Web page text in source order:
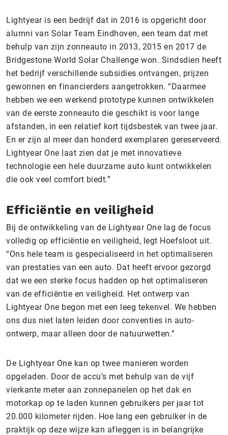
Lightyear is een bedrijf dat in 2016 is opgericht door
alumni van Solar Team Eindhoven, een team dat met
behulp van zijn zonneauto in 2013, 2015 en 2017 de
Bridgestone World Solar Challenge won. Sindsdien heeft
het bedrijf verschillende subsidies ontvangen, prijzen
gewonnen en financierders aangetrokken. “Daarmee
hebben we een werkend prototype kunnen ontwikkelen
van de eerste zonneauto die geschikt is voor lange
afstanden, in een relatief kort tijdsbestek van twee jaar.
En er zijn al meer dan honderd exemplaren gereserveerd.
Lightyear One laat zien dat je met innovatieve
technologie een hele duurzame auto kunt ontwikkelen
die ook veel comfort biedt.”
Efficiëntie en veiligheid
Bij de ontwikkeling van de Lightyear One lag de focus
volledig op efficiëntie en veiligheid, legt Hoefsloot uit.
“Ons hele team is gespecialiseerd in het optimaliseren
van prestaties van een auto. Dat heeft ervoor gezorgd
dat we een sterke focus hadden op het optimaliseren
van de efficiëntie en veiligheid. Het ontwerp van
Lightyear One begon met een leeg tekenvel. We hebben
ons dus niet laten leiden door conventies in auto-
ontwerp, maar alleen door de natuurwetten.”
De Lightyear One kan op twee manieren worden
opgeladen. Door de accu’s met behulp van de vijf
vierkante meter aan zonnepanelen op het dak en
motorkap op te laden kunnen gebruikers per jaar tot
20.000 kilometer rijden. Hoe lang een gebruiker in de
praktijk op deze wijze kan afleggen is in belangrijke